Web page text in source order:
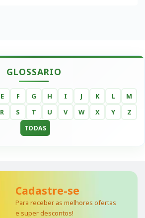
GLOSSARIO
E F G H I J K L
M
R S T U V W X Y Z
TODAS
Cadastre-se
Para receber as melhores ofertas
e super descontos!